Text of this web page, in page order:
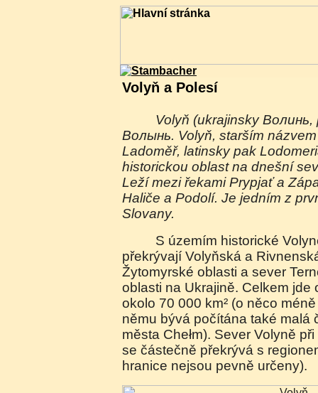
Volyň a Polesí
Volyň (ukrajinsky Волинь, polsky Wołyń; rusky
Волынь. Volyň, starším
Ladoměř, latinsky pak
historickou oblast na dnešní
Leží mezi řekami Prypjať a
Haliče a Podolí. Je jedním z
Slovany.
S územím historické Volyně se dnes přibližně
překrývají Volyňská a
Žytomyrské oblasti a sever
oblasti na Ukrajině. Celkem jde
okolo 70 000 km² (o něco
němu bývá počítána také malá
města Chełm). Sever Volyně
se částečně překrývá s
hranice nejsou pevně určeny).